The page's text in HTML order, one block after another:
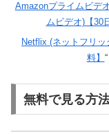
Amazonプライムビデ
ムビデオ)【30
Netflix (ネットフリ
料】 “
無料で見る方